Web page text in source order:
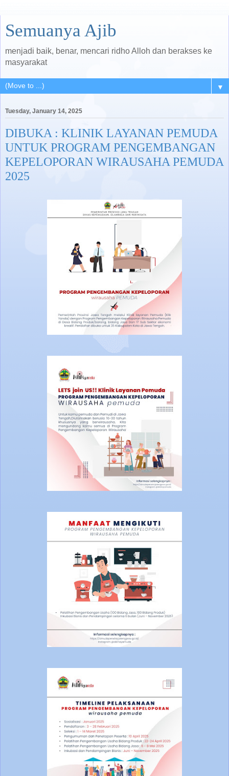
Semuanya Ajib
menjadi baik, benar, mencari ridho Alloh dan berakses ke
masyarakat
▼
Tuesday, January 14, 2025
DIBUKA : KLINIK LAYANAN PEMUDA
UNTUK PROGRAM PENGEMBANGAN
KEPELOPORAN WIRAUSAHA PEMUDA
2025